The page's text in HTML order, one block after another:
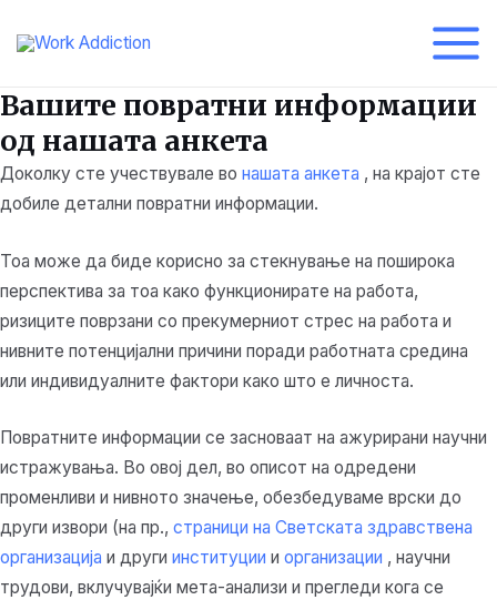
до
мени
Вашите повратни информации
од нашата анкета
Доколку сте учествувале во нашата анкета , на крајот сте
добиле детални повратни информации.
Тоа може да биде корисно за стекнување на поширока
перспектива за тоа како функционирате на работа,
ризиците поврзани со прекумерниот стрес на работа и
нивните потенцијални причини поради работната средина
или индивидуалните фактори како што е личноста.
Повратните информации се засноваат на ажурирани научни
истражувања. Во овој дел, во описот на одредени
променливи и нивното значење, обезбедуваме врски до
други извори (на пр., страници на Светската здравствена
организација и други институции и организации , научни
трудови, вклучувајќи мета-анализи и прегледи кога се